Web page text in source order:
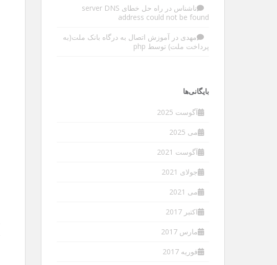
ناشناس در
راه حل خطای server DNS
address could not be found
مهدی در آموزش اتصال به درگاه بانک ملت(به
پرداخت ملت) توسط php
بایگانی‌ها
آگوست 2025
می 2025
آگوست 2021
جولای 2021
می 2021
اکتبر 2017
مارس 2017
فوریه 2017